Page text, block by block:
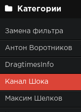
Категории
Замена фильтра
Антон Воротников
DragtimesInfo
Канал Шока
Максим Шелков